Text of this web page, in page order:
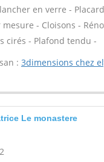
en verre -
- Cloisons -
cirés - Plafond tendu -
: 3dimensions chez
Le monastere